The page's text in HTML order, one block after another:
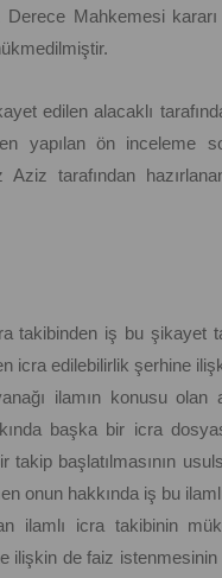
Mahkemesi
edilen alacaklı
yapılan ön inceleme
tarafından
takibinden iş bu şikayet
icra edilebilirlik şerhine
ilamın konusu
başka bir icra
başlatılmasının
onun hakkında iş bu
ilamlı icra takibinin
ilişkin de faiz